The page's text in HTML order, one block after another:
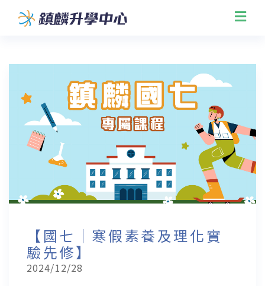
【國七｜寒假素養及理化實
驗先修】
2024/12/28